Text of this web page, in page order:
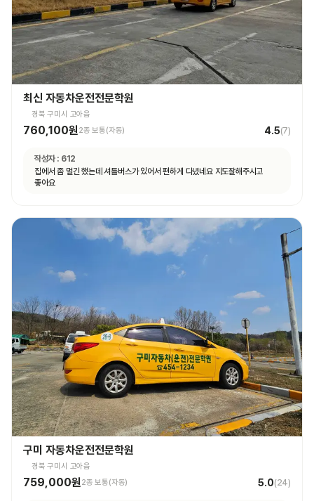
최신 자동차운전전문학원
경북 구미시 고아읍
760,100원2종 보통(자동) 4.5(7)
작성자 : 612
집에서 좀 멀긴 했는데 셔틀버스가 있어서 편하게 다녔네요 지도잘해주시고
좋아요
구미 자동차운전전문학원
경북 구미시 고아읍
759,000원 2종 보통(자동) 5.0(24)